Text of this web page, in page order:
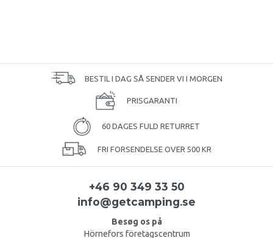
BESTIL I DAG SÅ SENDER VI I MORGEN
PRISGARANTI
60 DAGES FULD RETURRET
FRI FORSENDELSE OVER 500 KR
+46 90 349 33 50
info@getcamping.se
Besøg os på
Hörnefors företagscentrum